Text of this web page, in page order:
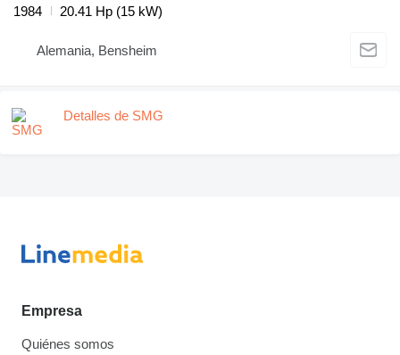
1984
20.41 Hp (15 kW)
Alemania, Bensheim
Detalles de SMG
Empresa
Quiénes somos